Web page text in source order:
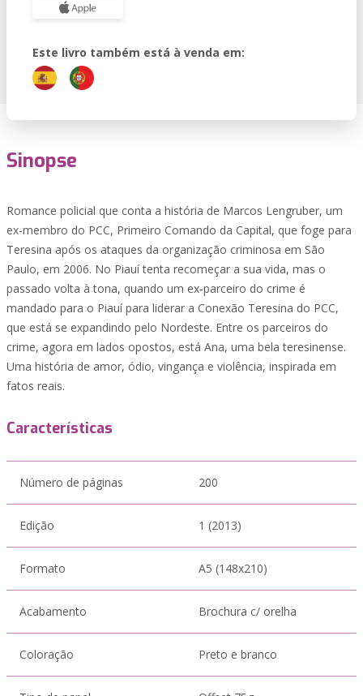
Este livro também está à venda em:
Sinopse
Romance policial que conta a história de Marcos Lengruber, um
ex-membro do PCC, Primeiro Comando da Capital, que foge para
Teresina após os ataques da organização criminosa em São
Paulo, em 2006. No Piauí tenta recomeçar a sua vida, mas o
passado volta à tona, quando um ex-parceiro do crime é
mandado para o Piauí para liderar a Conexão Teresina do PCC,
que está se expandindo pelo Nordeste. Entre os parceiros do
crime, agora em lados opostos, está Ana, uma bela teresinense.
Uma história de amor, ódio, vingança e violência, inspirada em
fatos reais.
Características
Número de páginas 200
Edição 1 (2013)
Formato A5 (148x210)
Acabamento Brochura c/ orelha
Coloração Preto e branco